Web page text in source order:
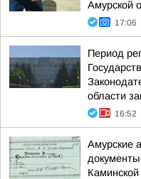
Амурской
17:06
Период
области
16:52
Амурские
Каминской